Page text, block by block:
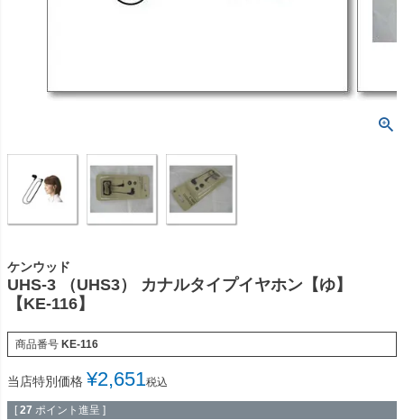
ケンウッド
UHS-3 （UHS3） カナルタイプイヤホン【ゆ】
【KE-116】
商品番号 KE-116
当店特別価格 ¥2,651税込
[ 27 ポイント進呈 ]